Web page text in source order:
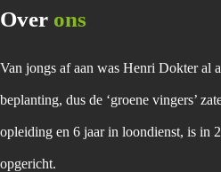
Over ons
Van jongs af aan was Henri Dokter al
beplanting, dus de ‘groene vingers’
opleiding en 6 jaar in loondienst, is in
opgericht.